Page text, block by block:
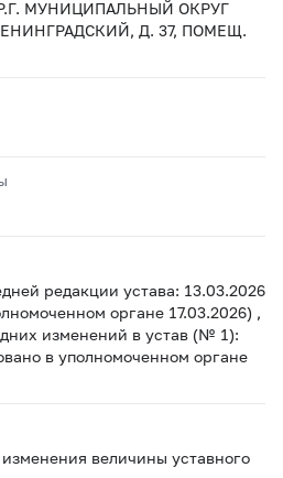
МУНИЦИПАЛЬНЫЙ ОКРУГ
Д. 37, ПОМЕЩ.
редакции устава: 13.03.2026
органе 17.03.2026) ,
изменений в устав (№ 1):
в уполномоченном органе
величины уставного